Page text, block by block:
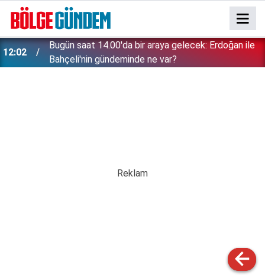
12:02
Bugün saat 14.00'da bir araya gelecek: Erdoğan ile
Bahçeli'nin gündeminde ne var?